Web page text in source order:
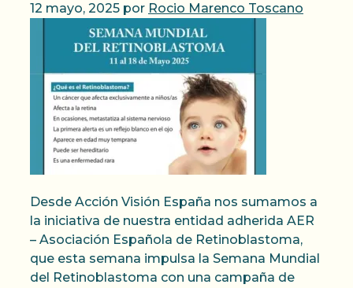
12 mayo, 2025 por Rocio Marenco Toscano
Desde Acción Visión España nos sumamos a
la iniciativa de nuestra entidad adherida AER
– Asociación Española de Retinoblastoma,
que esta semana impulsa la Semana Mundial
del Retinoblastoma con una campaña de